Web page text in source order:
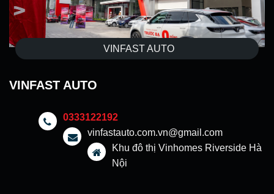
VINFAST AUTO
VINFAST AUTO
0333122192
vinfastauto.com.vn@gmail.com
Khu đô thị Vinhomes Riverside Hà
Nội